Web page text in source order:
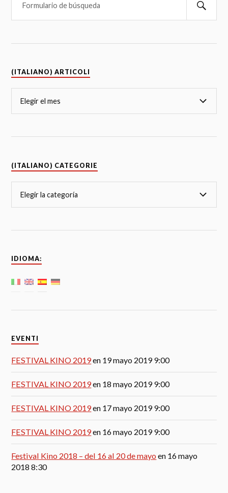
(ITALIANO) ARTICOLI
(ITALIANO) CATEGORIE
IDIOMA:
EVENTI
FESTIVAL KINO 2019en 19 mayo 2019 9:00
FESTIVAL KINO 2019en 18 mayo 2019 9:00
FESTIVAL KINO 2019en 17 mayo 2019 9:00
FESTIVAL KINO 2019en 16 mayo 2019 9:00
Festival Kino 2018 – del 16 al 20 de mayo en 16 mayo
2018 8:30